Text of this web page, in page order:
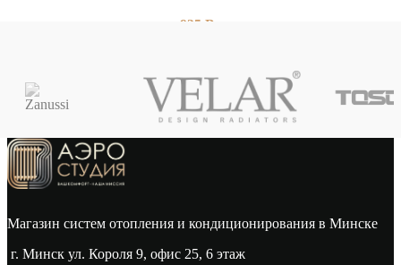
935 Br
Магазин систем отопления и кондиционирования в Минске
г. Минск ул. Короля 9, офис 25, 6 этаж